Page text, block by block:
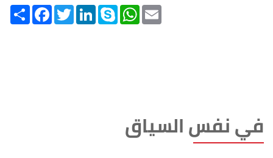
Share FacebookTwitterLinkedInSkype WhatsApp
في نفس السياق